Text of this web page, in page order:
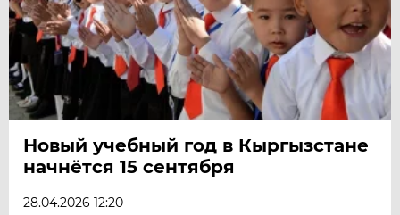
Новый учебный год в Кыргызстане
начнётся 15 сентября
28.04.2026 12:20